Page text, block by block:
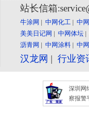
站长信箱
牛涂网 | 中网化工 | 中
美美日记网 | 中网体坛 |
沥青网 | 中网涂料 | 中
汉龙网 | 行业资
深圳网
察报警